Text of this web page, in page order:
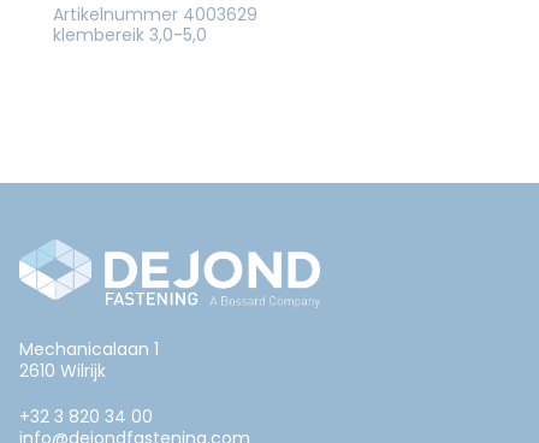
Artikelnummer 4003629
klembereik 3,0-5,0
Mechanicalaan 1
2610 Wilrijk
+32 3 820 34 00